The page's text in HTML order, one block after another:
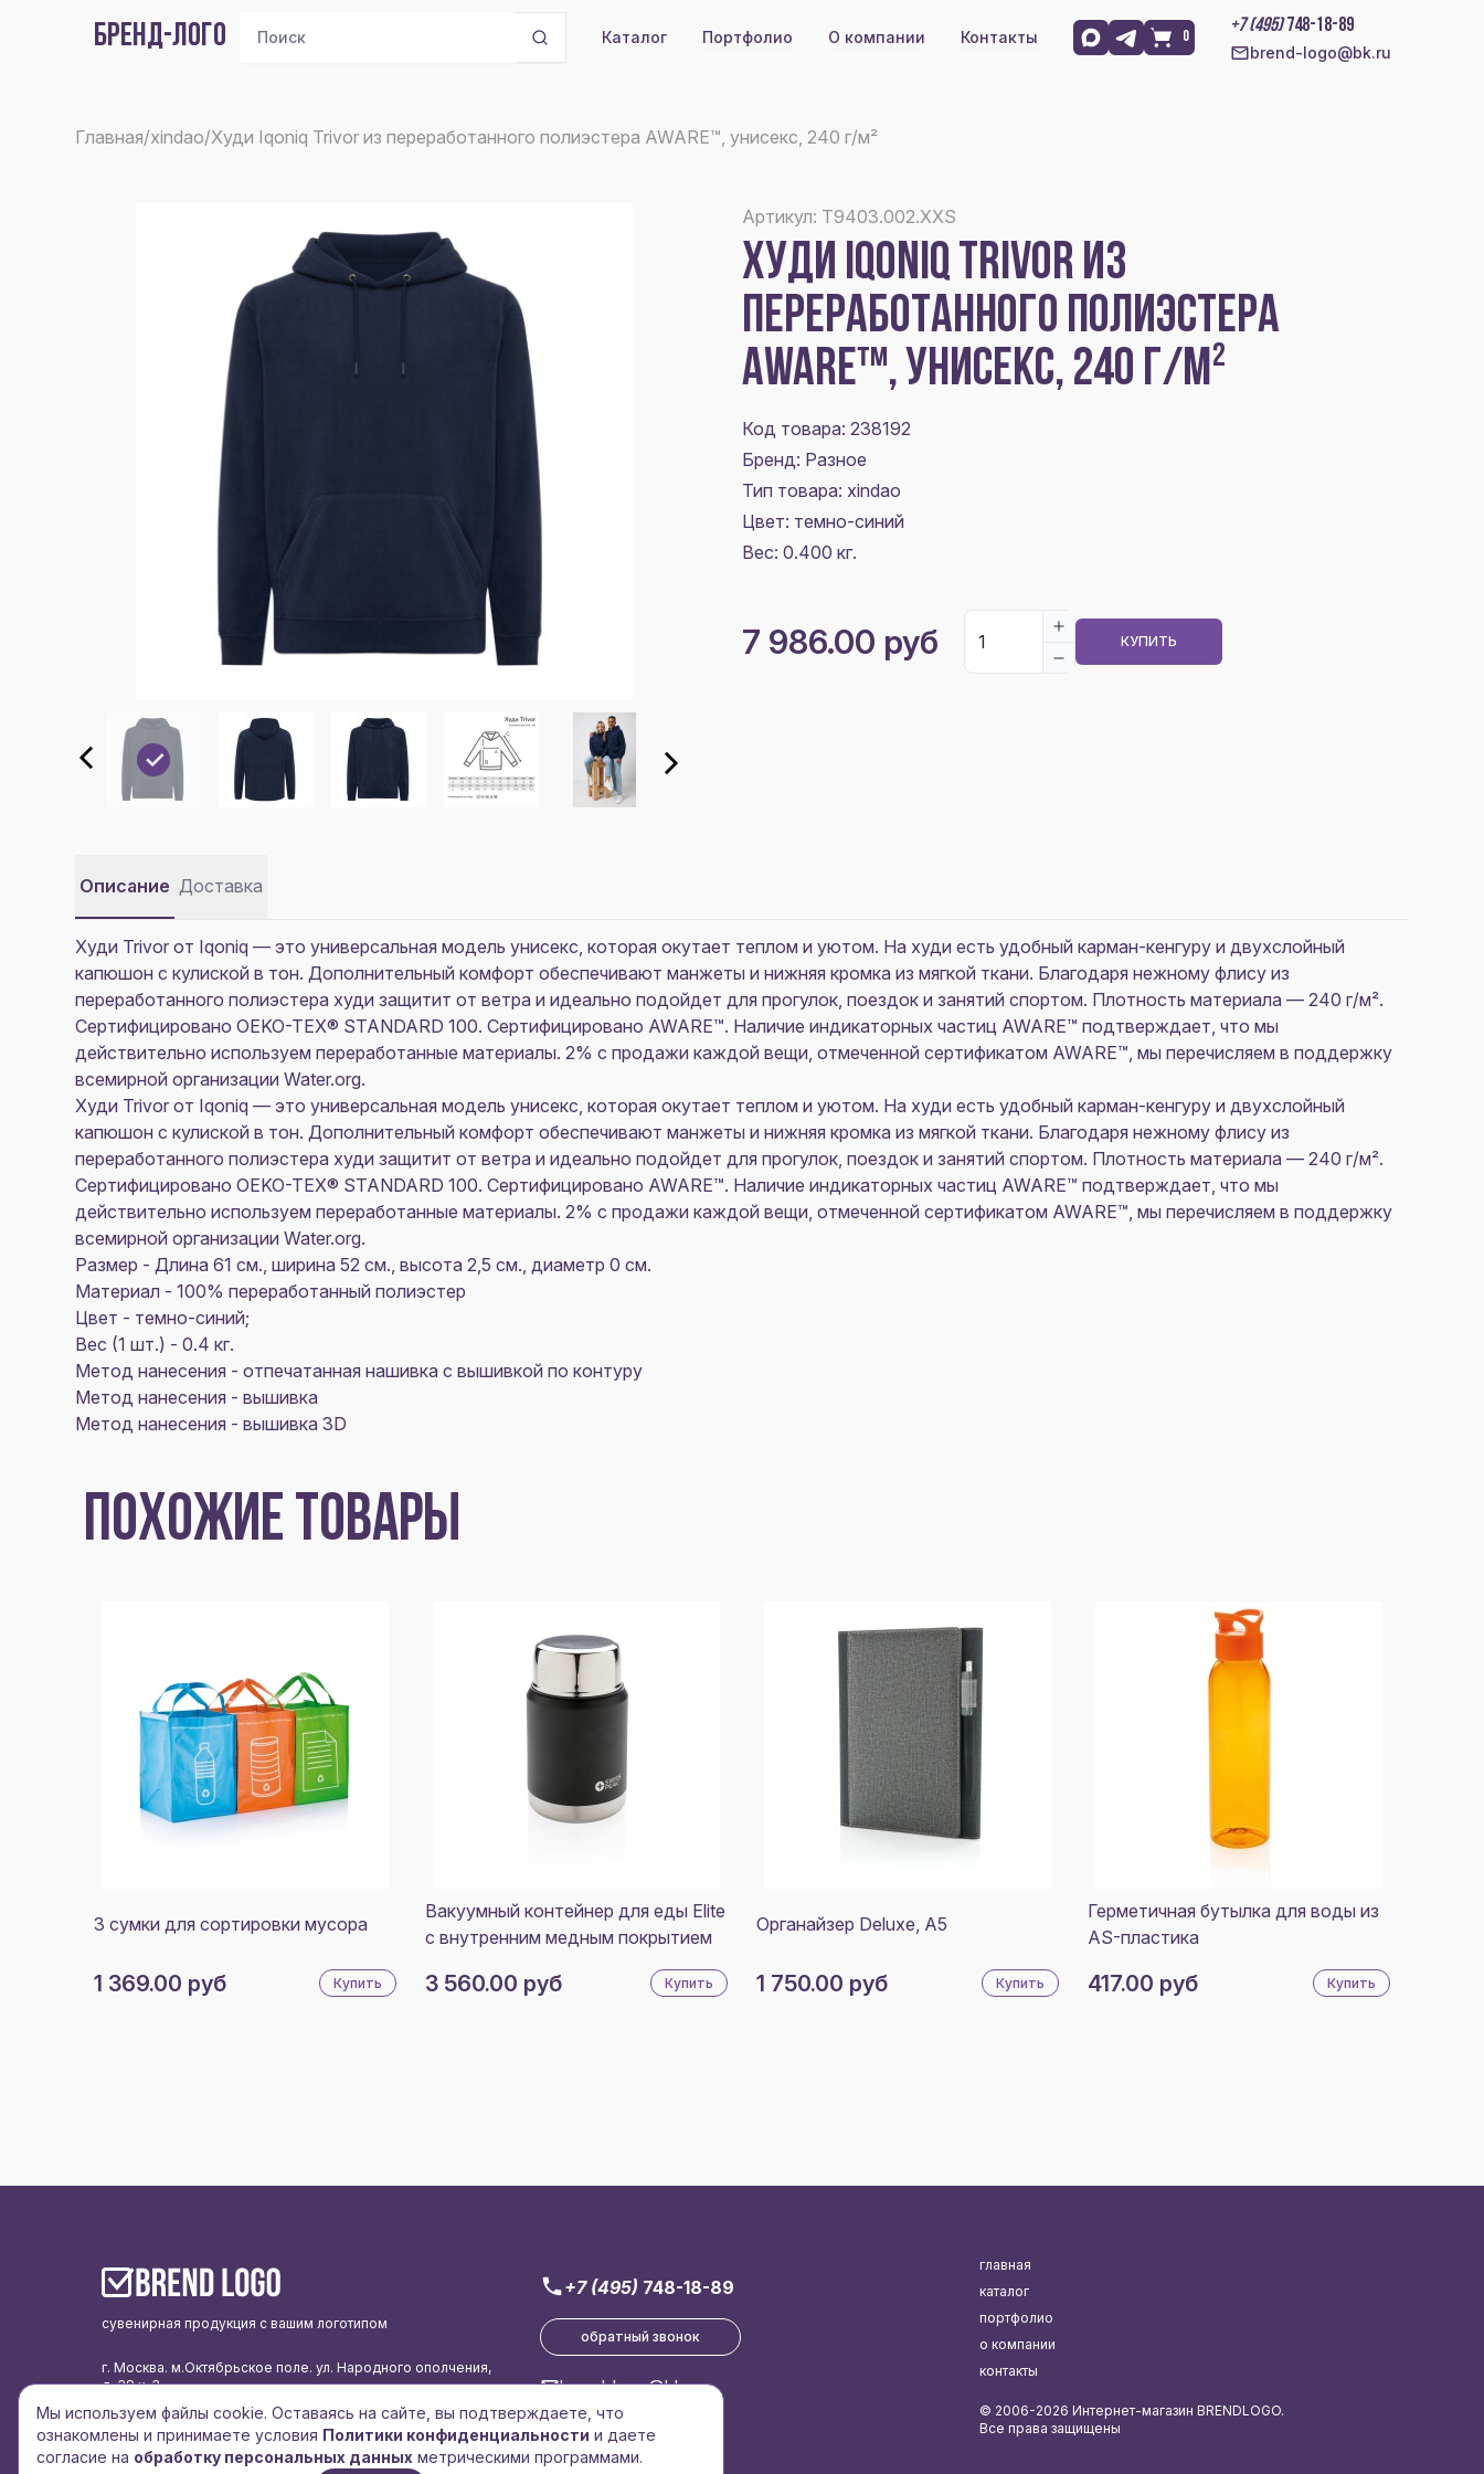
БРЕНД-ЛОГО Каталог Портфолио О компании Контакты 0
+7 (495)748-18-89
brend-logo@bk.ru
Главная/xindao/Худи Iqoniq Trivor из переработанного полиэстера AWARE™, унисекс, 240 г/м²
Артикул: T9403.002.XXS
ХУДИ IQONIQ TRIVOR ИЗ
ПЕРЕРАБОТАННОГО ПОЛИЭСТЕРА
AWARE™, УНИСЕКС, 240 Г/М²
Код товара: 238192
Бренд: Разное
Тип товара: xindao
Цвет: темно-синий
Вес: 0.400 кг.
7 986.00 руб КУПИТЬ
Описание Доставка
Худи Trivor от Iqoniq — это универсальная модель унисекс, которая окутает теплом и уютом. На худи есть удобный карман-кенгуру и двухслойный
капюшон с кулиской в тон. Дополнительный комфорт обеспечивают манжеты и нижняя кромка из мягкой ткани. Благодаря нежному флису из
переработанного полиэстера худи защитит от ветра и идеально подойдет для прогулок, поездок и занятий спортом. Плотность материала — 240 г/м².
Сертифицировано OEKO-TEX® STANDARD 100. Сертифицировано AWARE™. Наличие индикаторных частиц AWARE™ подтверждает, что мы
действительно используем переработанные материалы. 2% с продажи каждой вещи, отмеченной сертификатом AWARE™, мы перечисляем в поддержку
всемирной организации Water.org.
Худи Trivor от Iqoniq — это универсальная модель унисекс, которая окутает теплом и уютом. На худи есть удобный карман-кенгуру и двухслойный
капюшон с кулиской в тон. Дополнительный комфорт обеспечивают манжеты и нижняя кромка из мягкой ткани. Благодаря нежному флису из
переработанного полиэстера худи защитит от ветра и идеально подойдет для прогулок, поездок и занятий спортом. Плотность материала — 240 г/м².
Сертифицировано OEKO-TEX® STANDARD 100. Сертифицировано AWARE™. Наличие индикаторных частиц AWARE™ подтверждает, что мы
действительно используем переработанные материалы. 2% с продажи каждой вещи, отмеченной сертификатом AWARE™, мы перечисляем в поддержку
всемирной организации Water.org.
Размер - Длина 61 см., ширина 52 см., высота 2,5 см., диаметр 0 см.
Материал - 100% переработанный полиэстер
Цвет - темно-синий;
Вес (1 шт.) - 0.4 кг.
Метод нанесения - отпечатанная нашивка с вышивкой по контуру
Метод нанесения - вышивка
Метод нанесения - вышивка 3D
ПОХОЖИЕ ТОВАРЫ
3 сумки для сортировки мусора
1 369.00 руб Купить
Вакуумный контейнер для еды Elite
с внутренним медным покрытием
3 560.00 руб Купить
Органайзер Deluxe, A5
1 750.00 руб Купить
Герметичная бутылка для воды из
AS-пластика
417.00 руб Купить
сувенирная продукция с вашим логотипом
г. Москва. м.Октябрьское поле. ул. Народного ополчения,
д. 38 к. 3
подписаться на рассылку
политика конфиденциальности
согласие на обработку персональных данных
+7 (495) 748-18-89
обратный звонок
brend-logo@bk.ru
главная
каталог
портфолио
о компании
контакты
© 2006-2026 Интернет-магазин BRENDLOGO.
Все права защищены
Мы используем файлы cookie. Оставаясь на сайте, вы подтверждаете, что
ознакомлены и принимаете условия Политики конфиденциальности и даете
согласие на обработку персональных данных метрическими программами.